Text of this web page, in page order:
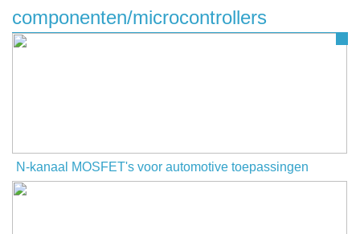
componenten/microcontrollers
N-kanaal MOSFET's voor automotive toepassingen